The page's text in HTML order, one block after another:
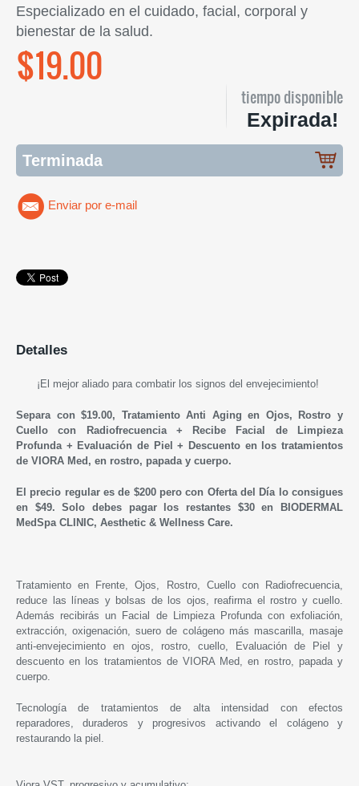
Especializado en el cuidado, facial, corporal y
bienestar de la salud.
$19.00
tiempo disponible
Expirada!
Terminada
Enviar por e-mail
Detalles
¡El mejor aliado para combatir los signos del envejecimiento!
Separa con $19.00, Tratamiento Anti Aging en Ojos, Rostro y
Cuello con Radiofrecuencia + Recibe Facial de Limpieza
Profunda + Evaluación de Piel + Descuento en los tratamientos
de VIORA Med, en rostro, papada y cuerpo.
El precio regular es de $200 pero con Oferta del Día lo consigues
en $49. Solo debes pagar los restantes $30 en BIODERMAL
MedSpa CLINIC, Aesthetic & Wellness Care.
Tratamiento en Frente, Ojos, Rostro, Cuello con Radiofrecuencia,
reduce las líneas y bolsas de los ojos, reafirma el rostro y cuello.
Además recibirás un Facial de Limpieza Profunda con exfoliación,
extracción, oxigenación, suero de colágeno más mascarilla, masaje
anti-envejecimiento en ojos, rostro, cuello, Evaluación de Piel y
descuento en los tratamientos de VIORA Med, en rostro, papada y
cuerpo.
Tecnología de tratamientos de alta intensidad con efectos
reparadores, duraderos y progresivos activando el colágeno y
restaurando la piel.